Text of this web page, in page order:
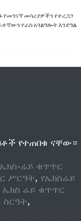
መሳሪያዎችን የተረጋጋ
የራስ አገልግሎት እንደግል
ሶፍትዌር ነው። .
የተጠበቁ ናቸው።
ሬይ ቁጥጥር
ሥርዓት, የኤክስሬይ
ኤክስ ሬይ ቁጥጥር
ስርዓት,